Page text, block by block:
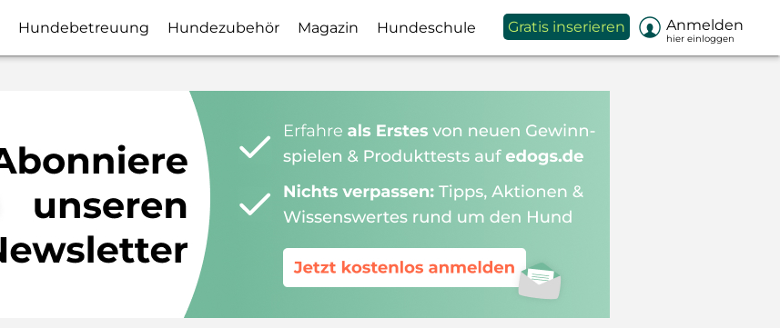
Hundebetreuung Hundezubehör Magazin Hundeschule Gratis inserieren  Anmelden
hier einloggen